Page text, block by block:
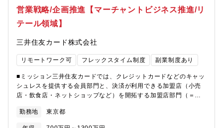
速PDCAでおこないます。豊富なリードや商談、CMといった圧倒
的なリソースを活用し、スピード感を持ちながらマーケティング
戦略を実践し、事業貢献を肌で感じられます。■型と柔軟性で市場
変化に対応しながら最先端のマーケティング戦略を追求できる同
社は「型」を重視しつつも、市場や顧客の変化に合わせて柔軟に
見直すことで、常に最先端のマーケティング戦略を追求できる環
境です。体系化された戦略構築プロセスを用いながらも、AI時代
を見据え、プロダクト起点ではなく「顧客起点」でのGTM戦略構
築の最前線に携われます。複数の事業・製品に横断的に関わるこ
とで、多様な視点からマーケティング戦略を構築する力を養うこ
策定・実行が可能黒字経営で業績が安定している為、短期的な売
フラであるATMビジネスの今後の在り方を検討しており、ビジネ
ス構想段階なので有識者にご入行頂きたいと考えています。【入
社後のキャリアイメージ】まずはATM将来像の企画や個別プロジ
略の企画、推進のどちらかに携わっていただく想定です。長く
ATM業務に携わって頂くことも可能ですが、別部門にての就業や
マネジメントを経験したい等、ご希望に合わせてキャリアの形成
ついて構想中の段階のため、これまでの知見を活かして裁量権を
持って就業することが可能です。同行のATM企画は基本全てこち
らのグループで検討・推進・実行しています。【働き方】個人に
合わせた柔軟な働き方が可能です。・在宅勤務：有・転勤：希望
営業戦略/企画推進【マーチャントビジネス推進/リ
テール領域】
三井住友カード株式会社
リモートワーク可 フレックスタイム制度 副業制度あり
■ミッション三井住友カードでは、クレジットカードなどのキャッ
シュレスを提供する会員部門と、決済が利用できる加盟店（小売
店・飲食店・ネットショップなど）を開拓する加盟店部門（＝
ャントビジネス推進部は、加盟店向けビジネスの企画部門と営業
部門との間のポジションに位置し、営業部隊をサポートする「ミ
勤務地 東京都